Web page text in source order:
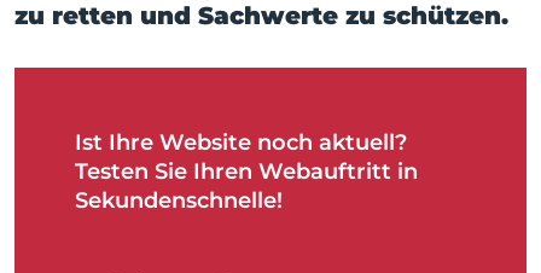
zu retten und Sachwerte zu schützen.
Ist Ihre Website noch aktuell?
Testen Sie Ihren Webauftritt in
Sekundenschnelle!